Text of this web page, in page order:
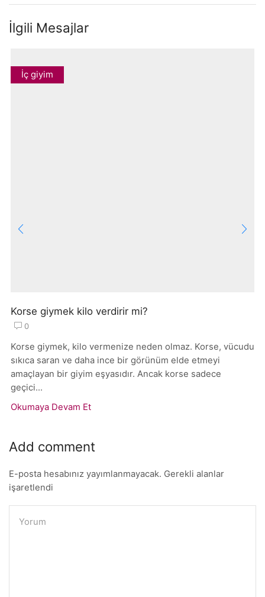
İlgili Mesajlar
İç giyim
Korse giymek kilo verdirir mi?
0
Korse giymek, kilo vermenize neden olmaz. Korse, vücudu
sıkıca saran ve daha ince bir görünüm elde etmeyi
amaçlayan bir giyim eşyasıdır. Ancak korse sadece
geçici...
Okumaya Devam Et
Add comment
E-posta hesabınız yayımlanmayacak. Gerekli alanlar
işaretlendi